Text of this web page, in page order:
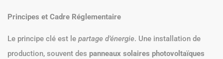
Principes et Cadre Réglementaire
Le principe clé est le partage d’énergie. Une installation de
production, souvent des panneaux solaires photovoltaïques